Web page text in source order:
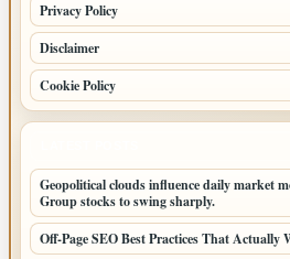
Privacy Policy
Disclaimer
Cookie Policy
Geopolitical clouds influence daily market
Group stocks to swing sharply.
Off-Page SEO Best Practices That Actually